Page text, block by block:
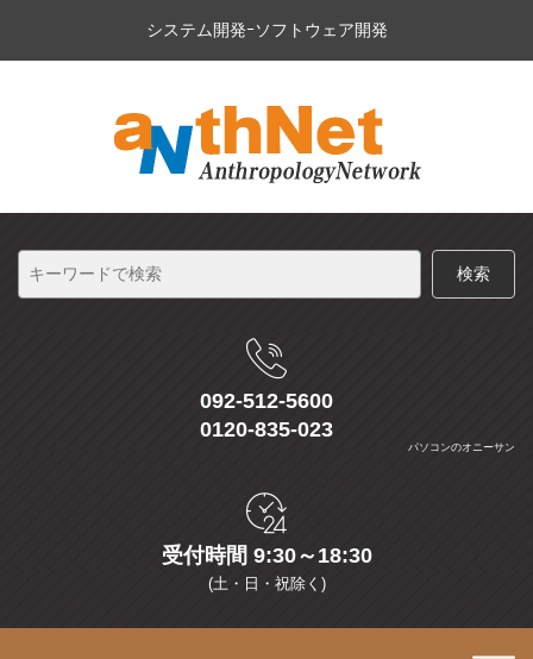
システム開発ｰソフトウェア開発
092-512-5600
0120-835-023
パソコンのオニーサン
受付時間 9:30～18:30
(土・日・祝除く)